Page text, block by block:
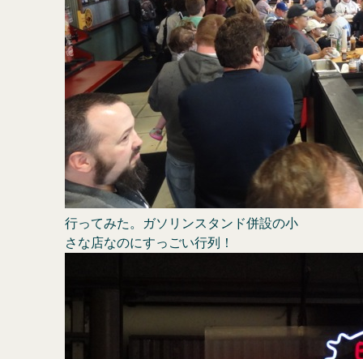
行ってみた。ガソリンスタンド併設の小
さな店なのにすっごい行列！